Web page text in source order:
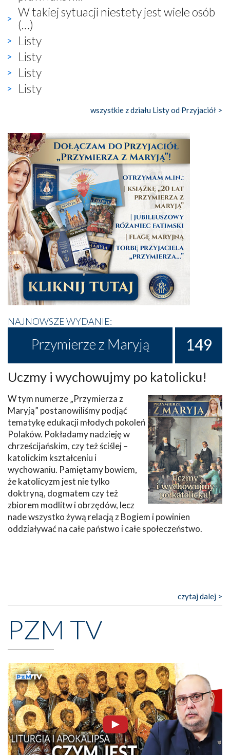
W takiej sytuacji niestety jest wiele osób
(…)
Listy
Listy
Listy
Listy
wszystkie z działu Listy od Przyjaciół >
NAJNOWSZE WYDANIE:
Przymierze z Maryją 149
Uczmy i wychowujmy po katolicku!
W tym numerze „Przymierza z
Maryją” postanowiliśmy podjąć
tematykę edukacji młodych pokoleń
Polaków. Pokładamy nadzieję w
chrześcijańskim, czy też ściślej –
katolickim kształceniu i
wychowaniu. Pamiętamy bowiem,
że katolicyzm jest nie tylko
doktryną, dogmatem czy też
zbiorem modlitw i obrzędów, lecz
nade wszystko żywą relacją z Bogiem i powinien
oddziaływać na całe państwo i całe społeczeństwo.
czytaj dalej >
PZM TV